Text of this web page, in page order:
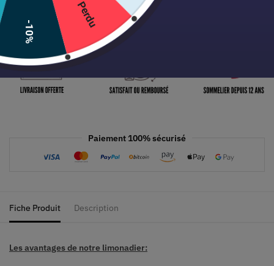
Livraison offerte chez vous à
Paiement 100% sécurisé
Fiche Produit Description
Les avantages de notre limonadier:
Perdu
-10%